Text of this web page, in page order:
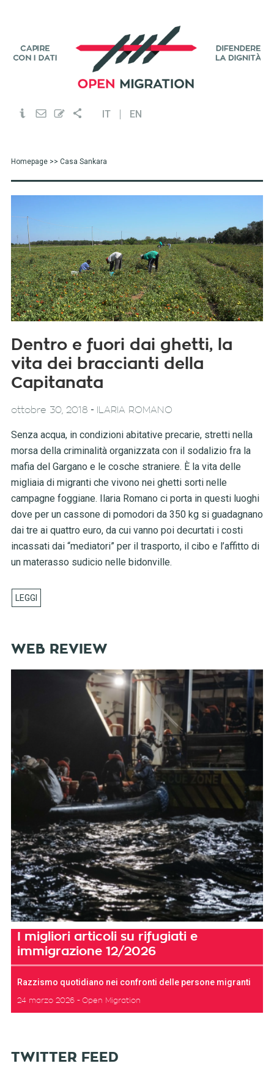
IT EN
Homepage>> Casa Sankara
Dentro e fuori dai ghetti, la
vita dei braccianti della
Capitanata
ottobre 30, 2018 - ILARIA ROMANO
Senza acqua, in condizioni abitative precarie, stretti nella
morsa della criminalità organizzata con il sodalizio fra la
mafia del Gargano e le cosche straniere. È la vita delle
migliaia di migranti che vivono nei ghetti sorti nelle
campagne foggiane. Ilaria Romano ci porta in questi luoghi
dove per un cassone di pomodori da 350 kg si guadagnano
dai tre ai quattro euro, da cui vanno poi decurtati i costi
incassati dai “mediatori” per il trasporto, il cibo e l’affitto di
un materasso sudicio nelle bidonville.
WEB REVIEW
I migliori articoli su rifugiati e
immigrazione 12/2026
Razzismo quotidiano nei confronti delle persone migranti
24 marzo 2026 Open Migration
TWITTER FEED